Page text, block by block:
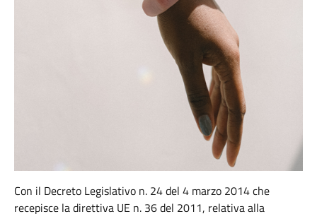
Con il Decreto Legislativo n. 24 del 4 marzo 2014 che
recepisce la direttiva UE n. 36 del 2011, relativa alla